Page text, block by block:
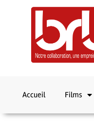
Accueil Films